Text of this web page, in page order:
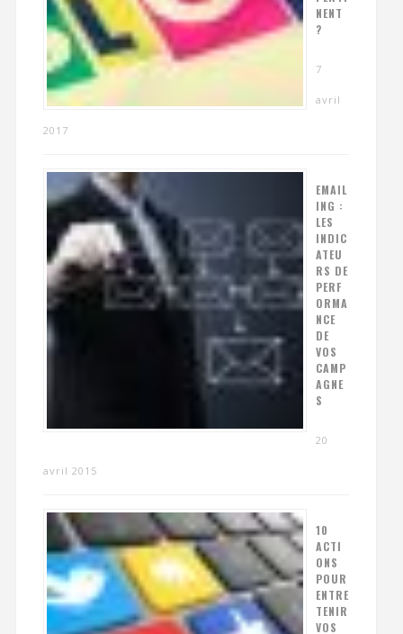
NENT
?
7
avril
2017
EMAIL
ING :
LES
INDIC
ATEU
RS DE
PERF
ORMA
NCE
DE
VOS
CAMP
AGNE
S
20
avril 2015
10
ACTI
ONS
POUR
ENTRE
TENIR
VOS